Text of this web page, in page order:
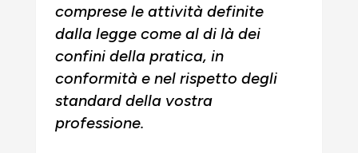
comprese le attività definite
dalla legge come al di là dei
confini della pratica, in
conformità e nel rispetto degli
standard della vostra
professione.